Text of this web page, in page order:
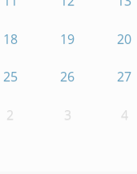
18 19 20
25 26 27
2 3 4